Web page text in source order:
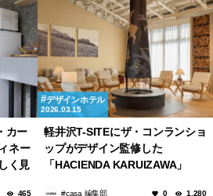
カー
ネー
く見
465
デザインホテル
2026.03.15
軽井沢T-SITEにザ・コンランショ
ップがデザイン監修した
「HACIENDA KARUIZAWA」
#casa 編集部 0 1,280